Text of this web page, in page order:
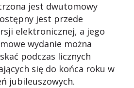
jest dwutomowy
jest przede
elektronicznej, a jego
wydanie można
podczas licznych
się do końca roku w
jubileuszowych.